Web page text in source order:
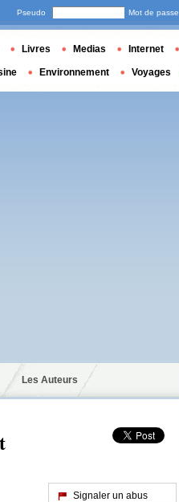
Les Auteurs
Signaler un abus
Pseudo Mot de passe
Livres Medias Internet
Environnement Voyages